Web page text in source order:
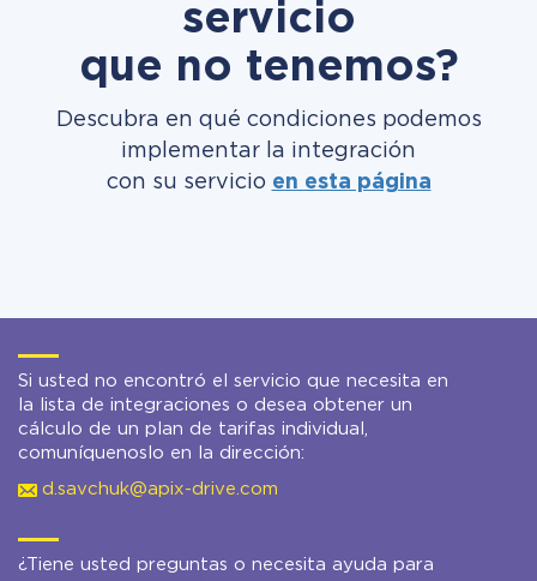
servicio
que no tenemos?
Descubra en qué condiciones podemos
implementar la integración
con su servicio en esta página
Si usted no encontró el servicio que necesita en
la lista de integraciones o desea obtener un
cálculo de un plan de tarifas individual,
comuníquenoslo en la dirección:
d.savchuk@apix-drive.com
¿Tiene usted preguntas o necesita ayuda para